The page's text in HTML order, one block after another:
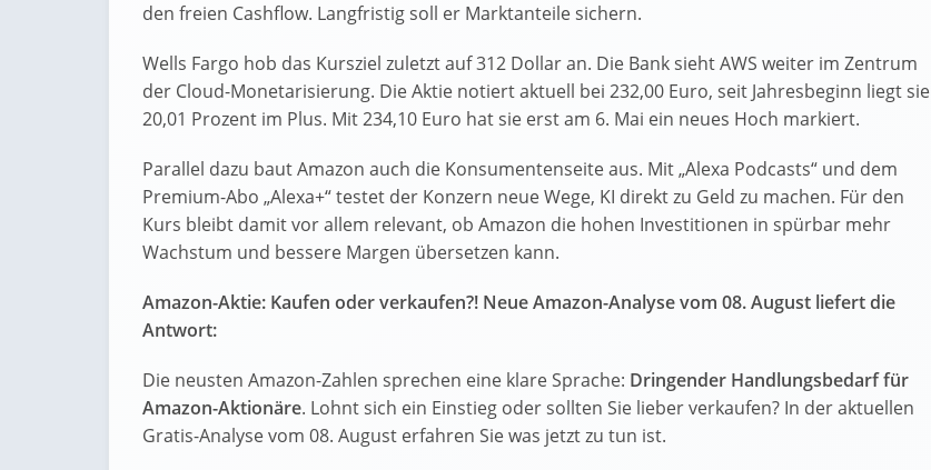
den freien Cashflow. Langfristig soll er Marktanteile sichern.
Wells Fargo hob das Kursziel zuletzt auf 312 Dollar an. Die Bank sieht AWS weiter im Zentrum
der Cloud-Monetarisierung. Die Aktie notiert aktuell bei 232,00 Euro, seit Jahresbeginn liegt sie
20,01 Prozent im Plus. Mit 234,10 Euro hat sie erst am 6. Mai ein neues Hoch markiert.
Parallel dazu baut Amazon auch die Konsumentenseite aus. Mit „Alexa Podcasts“ und dem
Premium-Abo „Alexa+“ testet der Konzern neue Wege, KI direkt zu Geld zu machen. Für den
Kurs bleibt damit vor allem relevant, ob Amazon die hohen Investitionen in spürbar mehr
Wachstum und bessere Margen übersetzen kann.
Amazon-Aktie: Kaufen oder verkaufen?! Neue Amazon-Analyse vom 08. August liefert die
Antwort:
Die neusten Amazon-Zahlen sprechen eine klare Sprache: Dringender Handlungsbedarf für
Amazon-Aktionäre. Lohnt sich ein Einstieg oder sollten Sie lieber verkaufen? In der aktuellen
Gratis-Analyse vom 08. August erfahren Sie was jetzt zu tun ist.